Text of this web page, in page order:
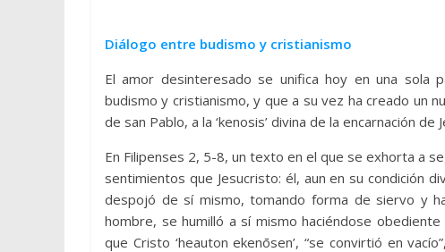
Diálogo entre budismo y cristianismo
El amor desinteresado se unifica hoy en una sola
budismo y cristianismo, y que a su vez ha creado un
de san Pablo, a la ‘kenosis’ divina de la encarnación de
En Filipenses 2, 5-8, un texto en el que se exhorta a
sentimientos que Jesucristo: él, aun en su condición
despojó de sí mismo, tomando forma de siervo y
hombre, se humilló a sí mismo haciéndose
que Cristo ‘heauton ekenōsen’, “se convirtió en